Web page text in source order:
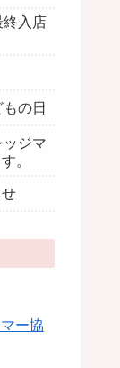
終入店
の日
ジマ
。
ー協